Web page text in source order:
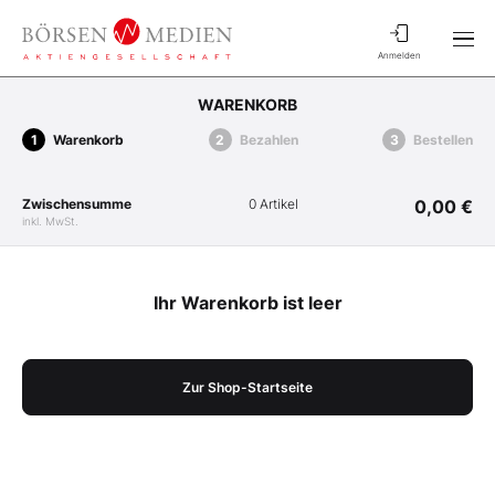
Anmelden
WARENKORB
Warenkorb Bezahlen Bestellen
Zwischensumme
inkl. MwSt.
0 Artikel 0,00 €
Ihr Warenkorb ist leer
Zur Shop-Startseite